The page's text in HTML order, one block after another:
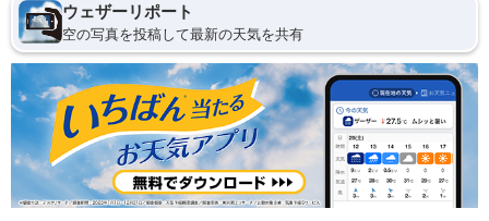
ウェザーリポート
空の写真を投稿して最新の天気を共有